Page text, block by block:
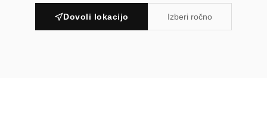
Dovoli lokacijo Izberi ročno